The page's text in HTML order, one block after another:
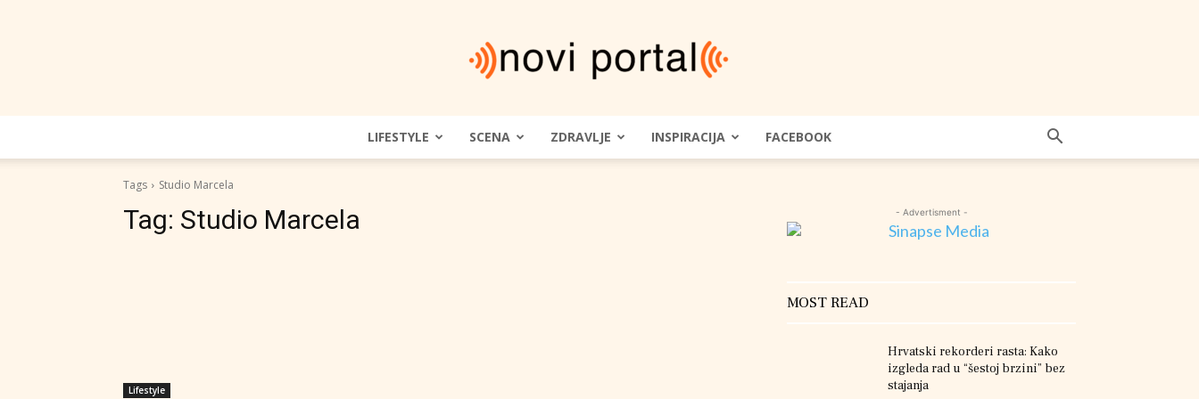
Novi
LIFESTYLE SCENA ZDRAVLJE INSPIRACIJA FACEBOOK
Tags Studio Marcela
Tag: Studio Marcela
Lifestyle
- Advertisment -
MOST READ
Hrvatski rekorderi rasta: Kako
izgleda rad u “šestoj brzini” bez
stajanja